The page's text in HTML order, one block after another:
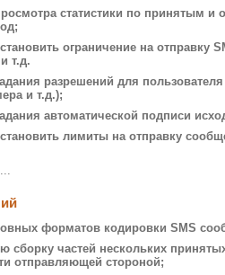
cтатистики по принятым
ограничение на отправку
т.д.
разрешений для
и т.д.);
автоматической подписи
лимиты на отправку
форматов кодировки SMS
сборку частей нескольких
отправляющей стороной;